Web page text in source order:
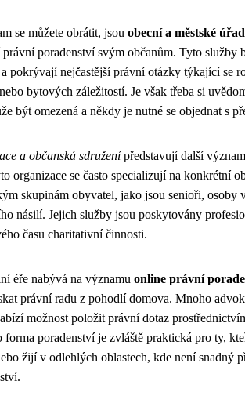
se můžete obrátit, jsou obecní a městské
poradenství svým občanům. Tyto služby
pokrývají nejčastější právní otázky týkající se
bytových záležitostí. Je však třeba si
být omezená a někdy je nutné se objednat s
a občanská sdruženípředstavují další
organizace se často specializují na konkrétní
skupinám obyvatel, jako jsou senioři, osoby
násilí. Jejich služby jsou poskytovány
času charitativní činnosti.
éře nabývá na významu online právní
právní radu z pohodlí domova. Mnoho
možnost položit právní dotaz
forma poradenství je zvláště praktická pro ty,
žijí v odlehlých oblastech, kde není snadný